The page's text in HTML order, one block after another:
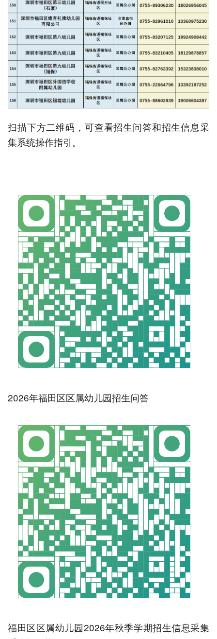
扫描下方二维码，可查看招生问答和招生信息采
集系统操作指引。
2026年福田区区属幼儿园招生问答
福田区区属幼儿园2026年秋季学期招生信息采集